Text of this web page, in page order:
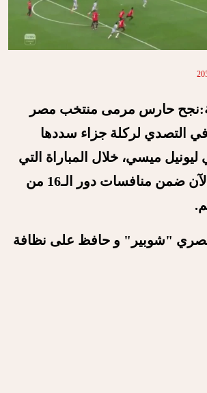
حارس مرمى منتخب مصر
التصدي لركلة جزاء سددها
ليونيل ميسي، خلال المباراة التي
تجمع المنتخبين الآن ضمن منافسات دور الـ16 من
"شوبير" و حافظ على نظافة